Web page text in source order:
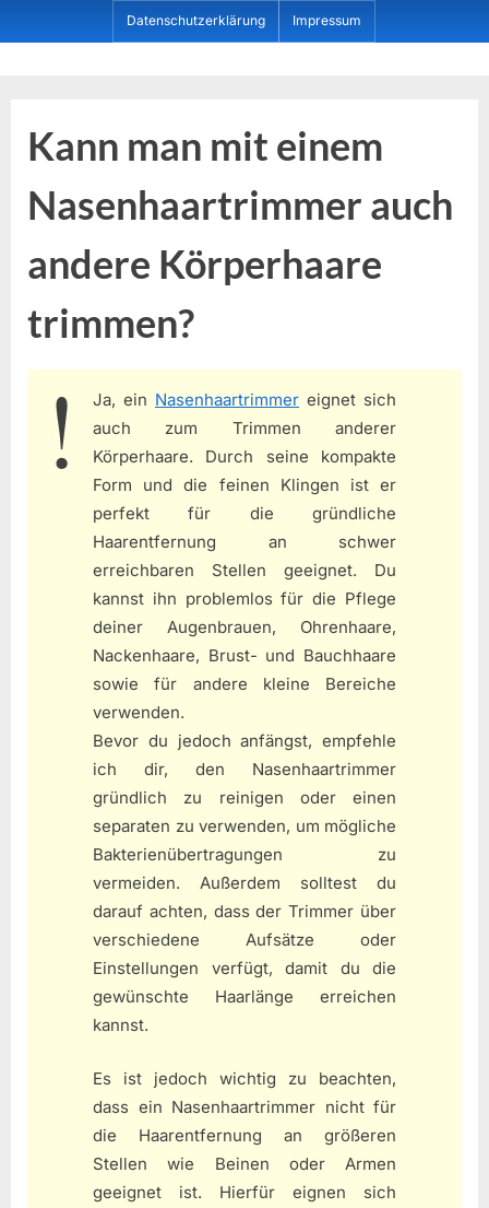
to
Datenschutzerklärung Impressum
Kann man mit einem
Nasenhaartrimmer auch
andere Körperhaare
trimmen?
Ja, ein Nasenhaartrimmer eignet sich
auch zum Trimmen anderer
Körperhaare. Durch seine kompakte
Form und die feinen Klingen ist er
perfekt für die gründliche
Haarentfernung an schwer
erreichbaren Stellen geeignet. Du
kannst ihn problemlos für die Pflege
deiner Augenbrauen, Ohrenhaare,
Nackenhaare, Brust- und Bauchhaare
sowie für andere kleine Bereiche
verwenden.
Bevor du jedoch anfängst, empfehle
ich dir, den Nasenhaartrimmer
gründlich zu reinigen oder einen
separaten zu verwenden, um mögliche
Bakterienübertragungen zu
vermeiden. Außerdem solltest du
darauf achten, dass der Trimmer über
verschiedene Aufsätze oder
Einstellungen verfügt, damit du die
gewünschte Haarlänge erreichen
kannst.
Es ist jedoch wichtig zu beachten,
dass ein Nasenhaartrimmer nicht für
die Haarentfernung an größeren
Stellen wie Beinen oder Armen
geeignet ist. Hierfür eignen sich